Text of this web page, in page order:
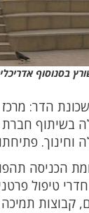
בסנוסוף
הדר:
בשיתוף
פתיחתו
הכניסה
טיפול
קבוצות